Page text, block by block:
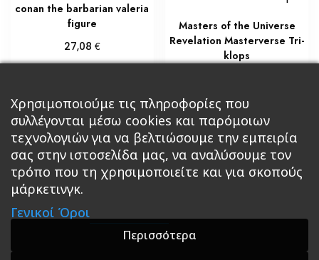
conan the barbarian valeria
figure
27,08 €
Masters of the Universe
Revelation Masterverse Tri-
klops
Προσθήκη στο καλάθι
Κεντρική Βιβλία
Roleplaying Games Ψυχαγωγία Εκδόσεις Βάρδος
Σε Προσφορά
Χρησιμοποιούμε τις πληροφορίες που
συλλέγονται μέσω cookies και παρόμοιων
τεχνολογιών για να βελτιώσουμε την εμπειρία
σας στην ιστοσελίδα μας, να αναλύσουμε τον
τρόπο που τη χρησιμοποιείτε και για σκοπούς
μάρκετινγκ.
Γενικοί Όροι
Περισσότερα